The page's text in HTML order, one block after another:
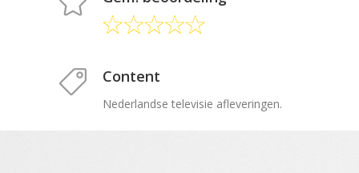
Content
Nederlandse televisie afleveringen.